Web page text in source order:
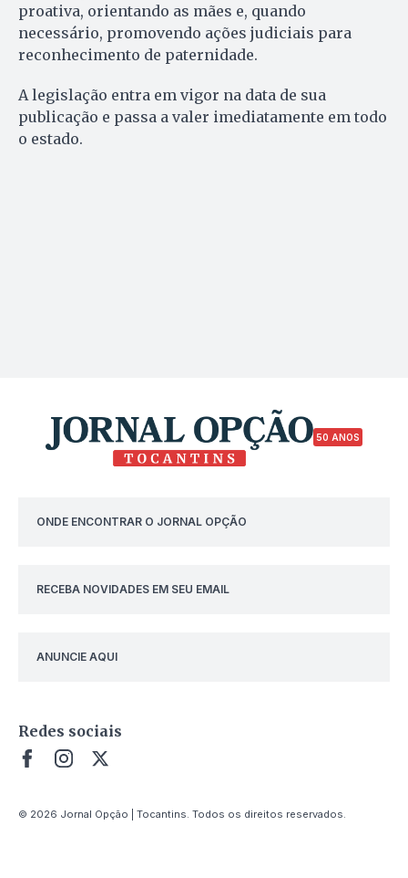
proativa, orientando as mães e, quando
necessário, promovendo ações judiciais para
reconhecimento de paternidade.
A legislação entra em vigor na data de sua
publicação e passa a valer imediatamente em todo
o estado.
50 ANOS
ONDE ENCONTRAR O JORNAL OPÇÃO
RECEBA NOVIDADES EM SEU EMAIL
ANUNCIE AQUI
Redes sociais
© 2026 Jornal Opção | Tocantins. Todos os direitos reservados.